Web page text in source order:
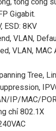
Gigabit.
ESD: 8KV
VLAN,
VLAN, MAC
Tree,
IP/MAC/
chỉ 802.1X